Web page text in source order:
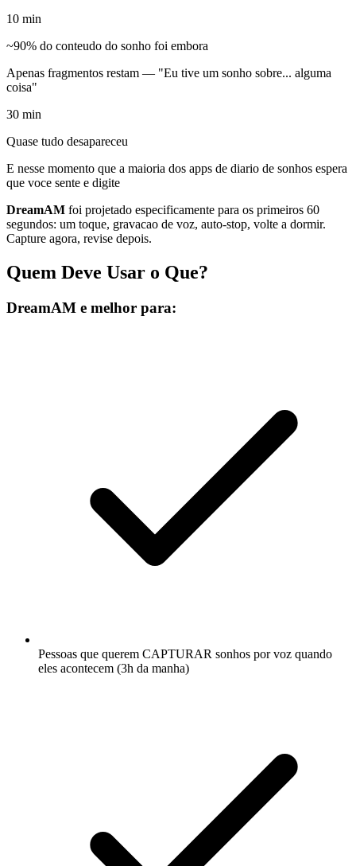
10 min
~90% do conteudo do sonho foi embora
Apenas fragmentos restam — "Eu tive um sonho sobre... alguma
coisa"
30 min
Quase tudo desapareceu
E nesse momento que a maioria dos apps de diario de sonhos espera
que voce sente e digite
DreamAM foi projetado especificamente para os primeiros 60
segundos: um toque, gravacao de voz, auto-stop, volte a dormir.
Capture agora, revise depois.
Quem Deve Usar o Que?
DreamAM e melhor para:
Pessoas que querem CAPTURAR sonhos por voz quando
eles acontecem (3h da manha)